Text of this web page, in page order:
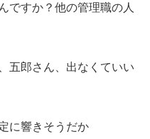
ですか？他の管理職の人
五郎さん、出なくていい
に響きそうだか